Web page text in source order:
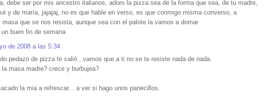
debe ser por mis ancestro italianos, adoro la pizza sea de la forma que sea, de tu madre,
y de maría, jajajaj, no es que hable en verso, es que conmigo misma converso, a
masa que se nos resista, aunque sea con el palote la vamos a domar
buen fin de semana
de 2008 a las 5:34
pedazo de pizza te salió , vamos que a ti no se te resiste nada de nada.
masa madre? crece y burbujea?
la mia a refrescar... a ver si hago unos panecillos.